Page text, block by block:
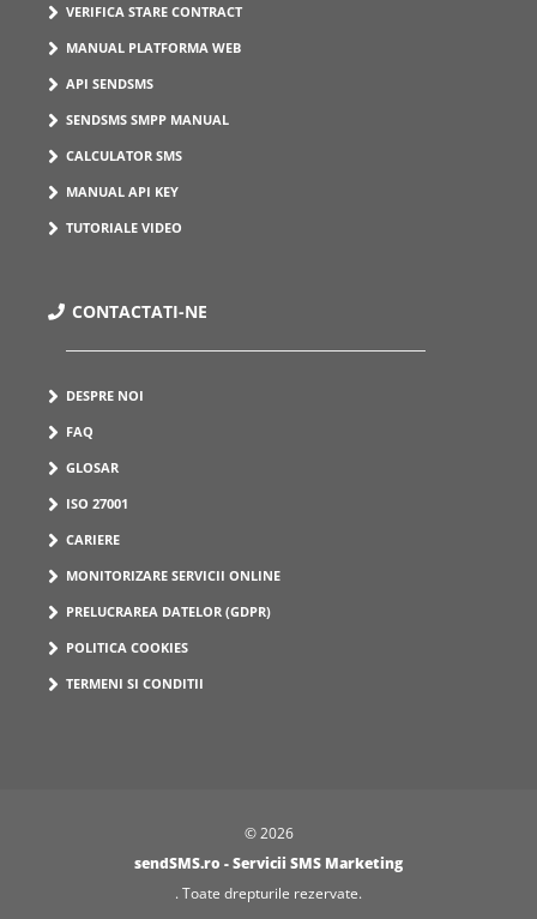
VERIFICA STARE CONTRACT
MANUAL PLATFORMA WEB
API SENDSMS
SENDSMS SMPP MANUAL
CALCULATOR SMS
MANUAL API KEY
TUTORIALE VIDEO
CONTACTATI-NE
DESPRE NOI
FAQ
GLOSAR
ISO 27001
CARIERE
MONITORIZARE SERVICII ONLINE
PRELUCRAREA DATELOR (GDPR)
POLITICA COOKIES
TERMENI SI CONDITII
© 2026
sendSMS.ro - Servicii SMS Marketing
. Toate drepturile rezervate.